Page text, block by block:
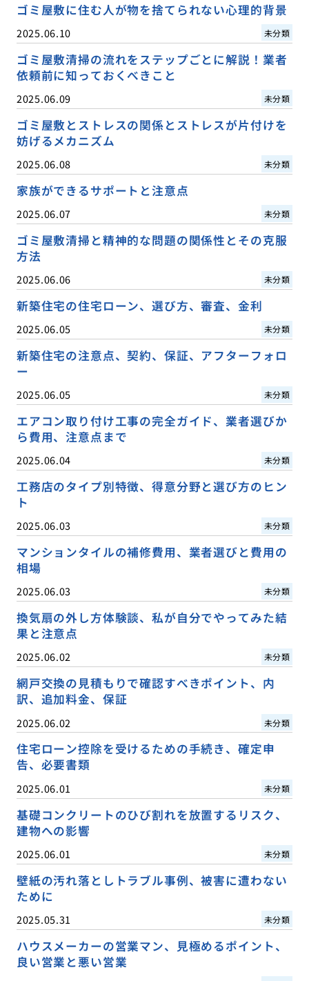
ゴミ屋敷に住む人が物を捨てられない心理的背景
2025.06.10 未分類
ゴミ屋敷清掃の流れをステップごとに解説！業者
依頼前に知っておくべきこと
2025.06.09 未分類
ゴミ屋敷とストレスの関係とストレスが片付けを
妨げるメカニズム
2025.06.08 未分類
家族ができるサポートと注意点
2025.06.07 未分類
ゴミ屋敷清掃と精神的な問題の関係性とその克服
方法
2025.06.06 未分類
新築住宅の住宅ローン、選び方、審査、金利
2025.06.05 未分類
新築住宅の注意点、契約、保証、アフターフォロ
ー
2025.06.05 未分類
エアコン取り付け工事の完全ガイド、業者選びか
ら費用、注意点まで
2025.06.04 未分類
工務店のタイプ別特徴、得意分野と選び方のヒン
ト
2025.06.03 未分類
マンションタイルの補修費用、業者選びと費用の
相場
2025.06.03 未分類
換気扇の外し方体験談、私が自分でやってみた結
果と注意点
2025.06.02 未分類
網戸交換の見積もりで確認すべきポイント、内
訳、追加料金、保証
2025.06.02 未分類
住宅ローン控除を受けるための手続き、確定申
告、必要書類
2025.06.01 未分類
基礎コンクリートのひび割れを放置するリスク、
建物への影響
2025.06.01 未分類
壁紙の汚れ落としトラブル事例、被害に遭わない
ために
2025.05.31 未分類
ハウスメーカーの営業マン、見極めるポイント、
良い営業と悪い営業